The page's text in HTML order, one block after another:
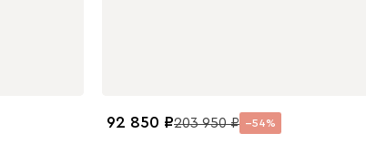
92 850 203 950 54